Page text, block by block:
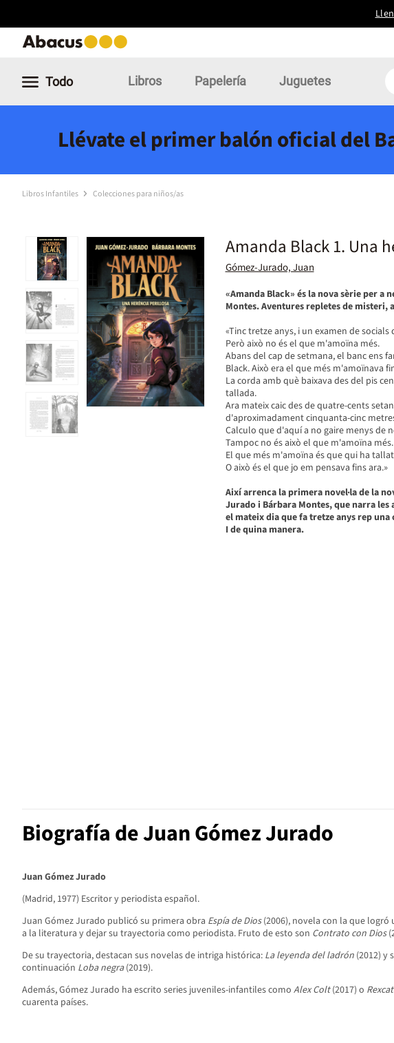
Todo Libros Papelería Juguetes
Llévate el primer balón oficial del
Libros Infantiles Colecciones para niños/as
Amanda Black 1. Una
Gómez-Jurado, Juan
«Amanda Black» és la nova sèrie per a
Montes. Aventures repletes de
«Tinc tretze anys, i un examen de
Però això no és el que m'amoïna més.
Abans del cap de setmana, el banc ens
Black. Això era el que més m'amoïnava
La corda amb què baixava des del pis
tallada.
Ara mateix caic des de quatre-cents
d'aproximadament cinquanta-cinc
Calculo que d'aquí a no gaire menys de
Tampoc no és això el que m'amoïna més.
El que més m'amoïna és que qui ha
O això és el que jo em pensava fins ara.»
Aixíarrenca la primera novel·la de la
Jurado i Bárbara Montes, que narra les
el mateix dia que fa tretze anys rep
I de quina manera.
Biografía de Juan Gómez Jurado
Juan Gómez Jurado
(Madrid, 1977) Escritor y periodista español.
Juan Gómez Jurado publicó su primera obra Espía de Dios(2006), novela con la que
a la literatura y dejar su trayectoria como periodista. Fruto de esto son Contrato con Dios
De su trayectoria, destacan sus novelas de intriga histórica: La leyenda del ladrón (2012) y
continuación Loba negra(2019).
Además, Gómez Jurado ha escrito series juveniles-infantiles como Alex Colt(2017) o
cuarenta países.